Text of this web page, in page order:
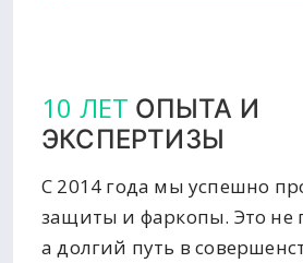
10 ЛЕТ ОПЫТА И
ЭКСПЕРТИЗЫ
С 2014 года мы успешно
защиты и фаркопы. Это не
а долгий путь в